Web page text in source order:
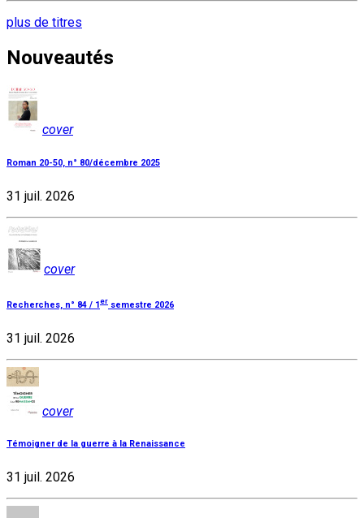
plus de titres
Nouveautés
cover
Roman 20-50, n° 80/décembre 2025
31 juil. 2026
cover
Recherches, n° 84 / 1er semestre 2026
31 juil. 2026
cover
Témoigner de la guerre à la Renaissance
31 juil. 2026